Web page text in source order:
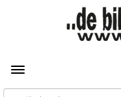
Toggle navigation